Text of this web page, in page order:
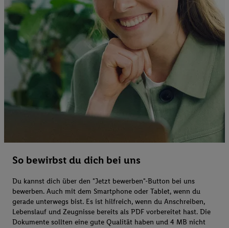
So bewirbst du dich bei uns
Du kannst dich über den "Jetzt bewerben"-Button bei uns
bewerben. Auch mit dem Smartphone oder Tablet, wenn du
gerade unterwegs bist. Es ist hilfreich, wenn du Anschreiben,
Lebenslauf und Zeugnisse bereits als PDF vorbereitet hast. Die
Dokumente sollten eine gute Qualität haben und 4 MB nicht